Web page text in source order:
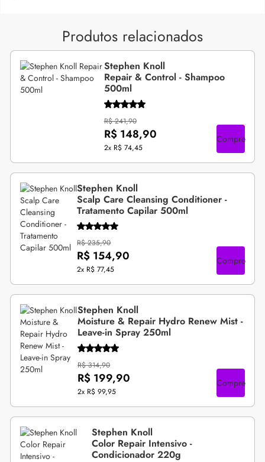
Produtos relacionados
Stephen Knoll
Repair & Control - Shampoo
500ml
R$ 241,90
R$ 148,90
2x R$ 74,45
Compre
Stephen Knoll
Scalp Care Cleansing Conditioner -
Tratamento Capilar 500ml
R$ 235,90
R$ 154,90
2x R$ 77,45
Compre
Stephen Knoll
Moisture & Repair Hydro Renew Mist -
Leave-in Spray 250ml
R$ 314,90
R$ 199,90
2x R$ 99,95
Compre
Stephen Knoll
Color Repair Intensivo -
Condicionador 220g